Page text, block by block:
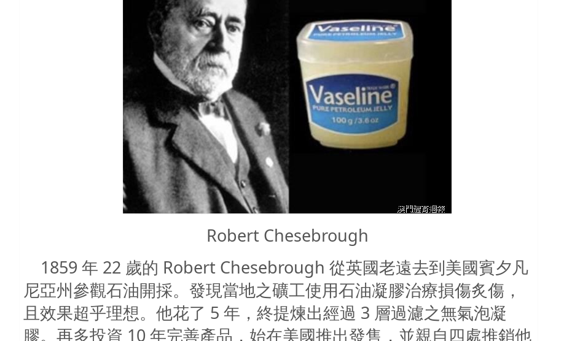
Robert Chesebrough
1859 年 22 歲的 Robert Chesebrough從英國老遠去到美國賓夕凡
尼亞州參觀石油開採。發現當地之礦工使用石油凝膠治療損傷炙傷，
且效果超乎理想。他花了 5 年，終提煉出經過 3 層過濾之無氣泡凝
膠。再多投資 10 年完善產品，始在美國推出發售，並親自四處推銷他